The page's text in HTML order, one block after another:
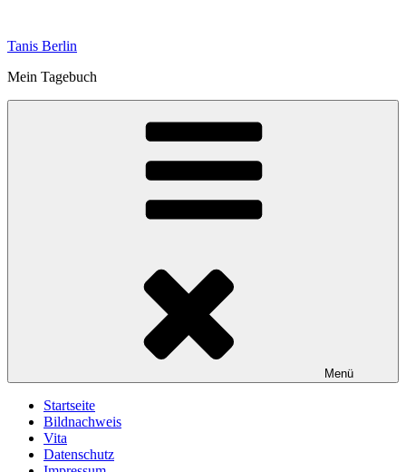
springen
Tanis Berlin
Mein Tagebuch
Menü
Startseite
Bildnachweis
Vita
Datenschutz